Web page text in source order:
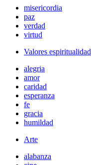
misericordia
paz
verdad
virtud
Valores espiritualidad
alegria
amor
caridad
esperanza
fe
gracia
humildad
Arte
alabanza